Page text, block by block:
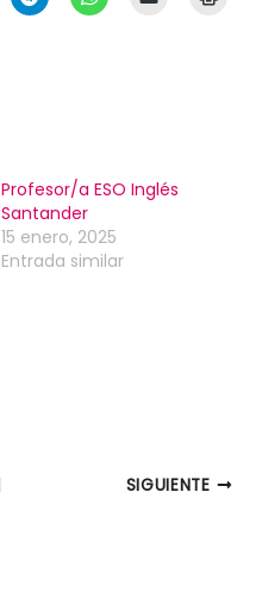
Profesor/a ESO Inglés
Santander
15 enero, 2025
Entrada similar
SIGUIENTE